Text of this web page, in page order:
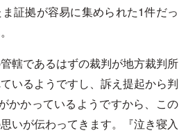
証拠が容易に集められた1件だっ
轄であるはずの裁判が地方裁判所
いるようですし、訴え提起から判
かかっているようですから、この
いが伝わってきます。『泣き寝入